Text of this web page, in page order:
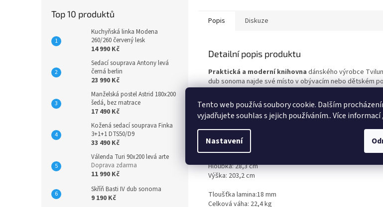
Tento web používá soubory cookie. Dalším
vyjadřujete souhlas s jejich používáním.. Více informací
Nastavení
Top 10 produktů
Kuchyňská linka Modena
260/260 červený lesk
14 990 Kč
Sedací souprava Antony levá
černá berlin
23 990 Kč
Manželská postel Astrid 180x200
šedá, bez matrace
17 490 Kč
Kožená sedací souprava Finka
3+1+1 DTS50/D9
33 490 Kč
Válenda Turi 90x200 levá arte
Doprava zdarma
11 990 Kč
Skříň Basti IV dub sonoma
9 190 Kč
Popis Diskuze
Detailní popis produktu
Praktická a moderní knihovna dánského výrobce
dub sonoma najde své místo v obývacím nebo dětském
Knihovna má jednu část uzavřenou plnými dvířky, druhou
knihovny je vyroben z lamina o tloušťce 18 mm. Knihovnu
provedení. K této knihovně lze dokoupit také další
najdete v naší nabídce.
Hloubka: 28,3 cm
Výška: 203,2 cm
Tloušťka lamina:18 mm
Celková váha: 22,4 kg